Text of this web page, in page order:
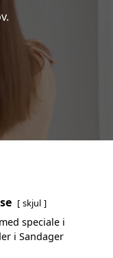
skjul
speciale i
i Sandager